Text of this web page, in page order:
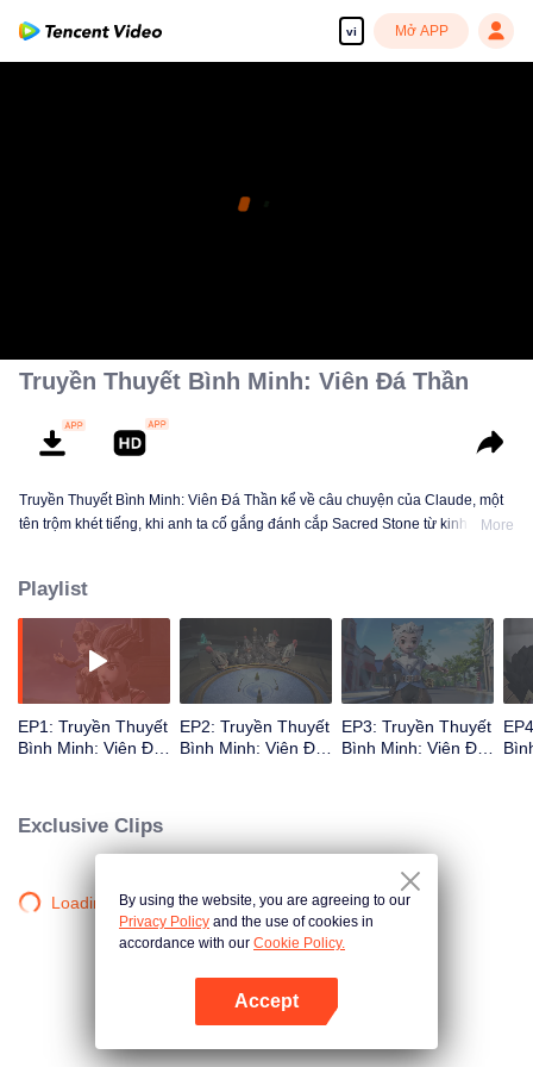
vi Mở APP
Truyền Thuyết Bình Minh: Viên Đá Thần
Truyền Thuyết Bình Minh: Viên Đá Thần kể về câu chuyện của Claude, một
tên trộm khét tiếng, khi anh ta cố gắng đánh cắp Sacred Stone từ kinh đô.
ngăn chặn anh ta, đồng thời khám phá động cơ thực sự của Claude là muốn
đánh cắp viên đá.
More
Playlist
EP1: Truyền Thuyết
Bình Minh: Viên Đá
EP2: Truyền Thuyết
Bình Minh: Viên Đá
EP3: Truyền Thuyết
Bình Minh: Viên Đá
Exclusive Clips
Loading…By using the website, you are agreeing to our
Privacy Policy and the use of cookies in
accordance with our Cookie Policy.
Accept